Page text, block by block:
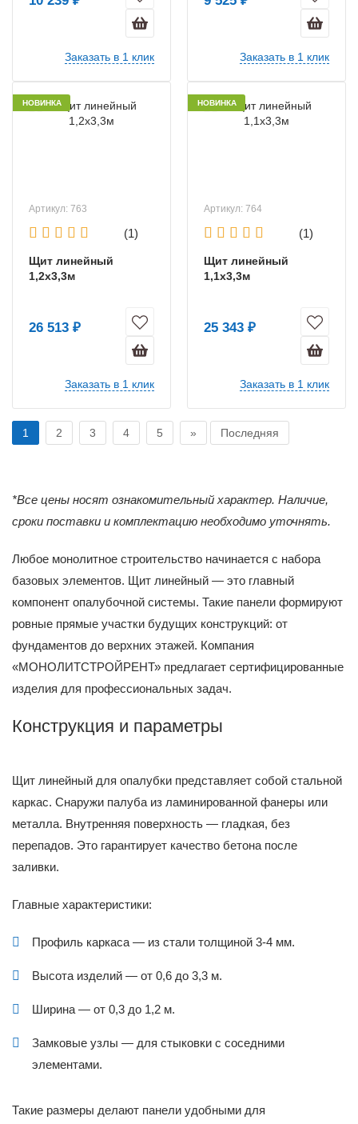
Заказать в 1 клик Заказать в 1 клик
НОВИНКА
Артикул: 763
(1)
Щит линейный
1,2х3,3м
26 513 ₽
Заказать в 1 клик
НОВИНКА
Артикул: 764
(1)
Щит линейный
1,1х3,3м
25 343 ₽
Заказать в 1 клик
1 2 3 4 5 » Последняя
*Все цены носят ознакомительный характер. Наличие,
сроки поставки и комплектацию необходимо уточнять.
Любое монолитное строительство начинается с набора
базовых элементов. Щит линейный — это главный
компонент опалубочной системы. Такие панели формируют
ровные прямые участки будущих конструкций: от
фундаментов до верхних этажей. Компания
«МОНОЛИТСТРОЙРЕНТ» предлагает сертифицированные
изделия для профессиональных задач.
Конструкция и параметры
Щит линейный для опалубки представляет собой стальной
каркас. Снаружи палуба из ламинированной фанеры или
металла. Внутренняя поверхность — гладкая, без
перепадов. Это гарантирует качество бетона после
заливки.
Главные характеристики:
Профиль каркаса — из стали толщиной 3-4 мм.
Высота изделий — от 0,6 до 3,3 м.
Ширина — от 0,3 до 1,2 м.
Замковые узлы — для стыковки с соседними
элементами.
Такие размеры делают панели удобными для